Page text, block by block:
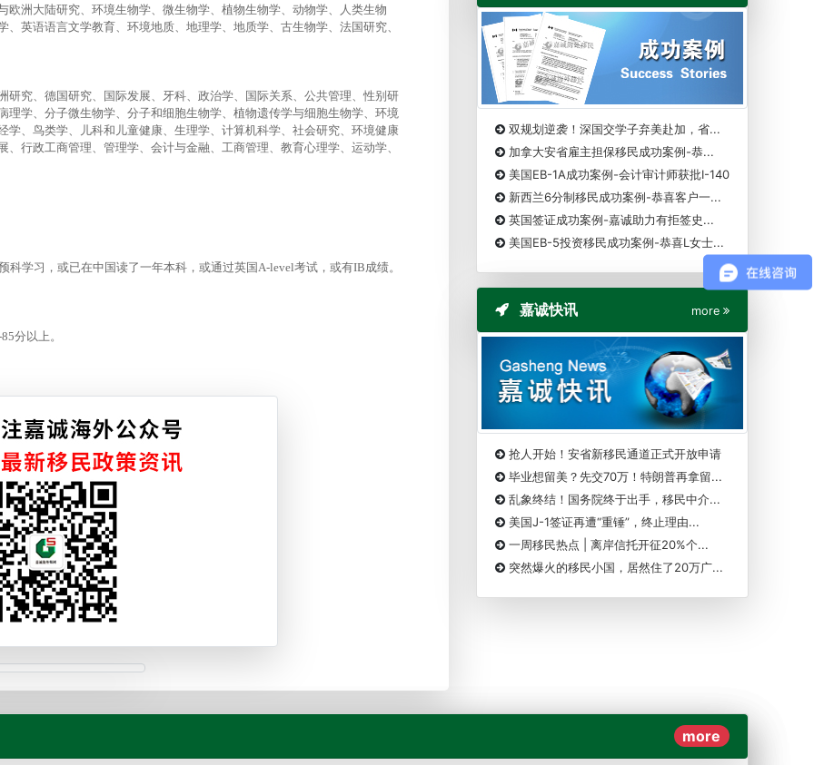
洲大陆研究、环境生物学、微生物学、植物生物学、动物学、人类生物
英语语言文学教育、环境地质、地理学、地质学、古生物学、法国研究、
究、德国研究、国际发展、牙科、政治学、国际关系、公共管理、性别研
学、分子微生物学、分子和细胞生物学、植物遗传学与细胞生物学、环境
、鸟类学、儿科和儿童健康、生理学、计算机科学、社会研究、环境健康
行政工商管理、管理学、会计与金融、工商管理、教育心理学、运动学、
学习，或已在中国读了一年本科，或通过英国A-level考试，或有IB成绩。
分以上。
双规划逆袭！深国交学子弃美赴加，省...
加拿大安省雇主担保移民成功案例-恭...
美国EB-1A成功案例-会计审计师获批I-140
新西兰6分制移民成功案例-恭喜客户一...
英国签证成功案例-嘉诚助力有拒签史...
美国EB-5投资移民成功案例-恭喜L女士...
嘉诚快讯 more
抢人开始！安省新移民通道正式开放申请
毕业想留美？先交70万！特朗普再拿留...
乱象终结！国务院终于出手，移民中介...
美国J-1签证再遭“重锤”，终止理由...
一周移民热点 | 离岸信托开征20%个...
突然爆火的移民小国，居然住了20万广...
more